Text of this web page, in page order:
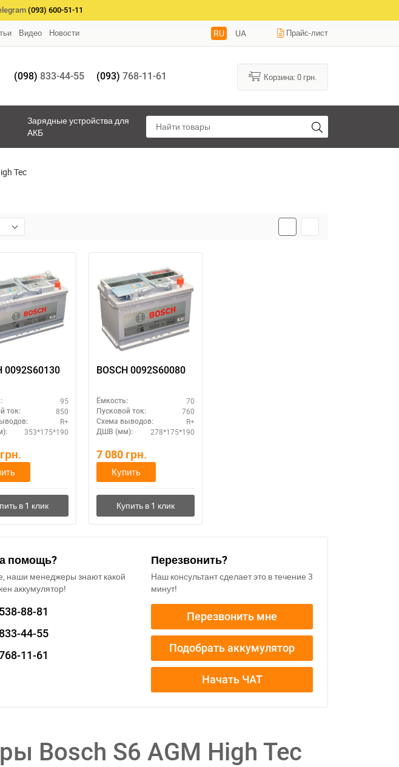
(093) 600-51-11
Видео Новости RU UA Прайс-лист
(098) 833-44-55 (093) 768-11-61 Корзина:0 грн.
Зарядные устройства для
АКБ
Tec
BOSCH 0092S60130
95
ток: 850
R+
353*175*190
грн.
BOSCH 0092S60080
Ёмкость: 70
Пусковой ток: 760
Схема выводов: R+
ДШВ (мм): 278*175*190
7 080 грн.
Купить
помощь?
наши менеджеры знают какой
аккумулятор!
538-88-81
833-44-55
11-61
Перезвонить?
Наш консультант сделает это в течение 3
минут!
Перезвонить мне
Подобрать аккумулятор
Начать ЧАТ
Bosch S6 AGM High Tec